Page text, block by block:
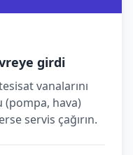
girdi
vanalarını
(pompa, hava)
servis çağırın.